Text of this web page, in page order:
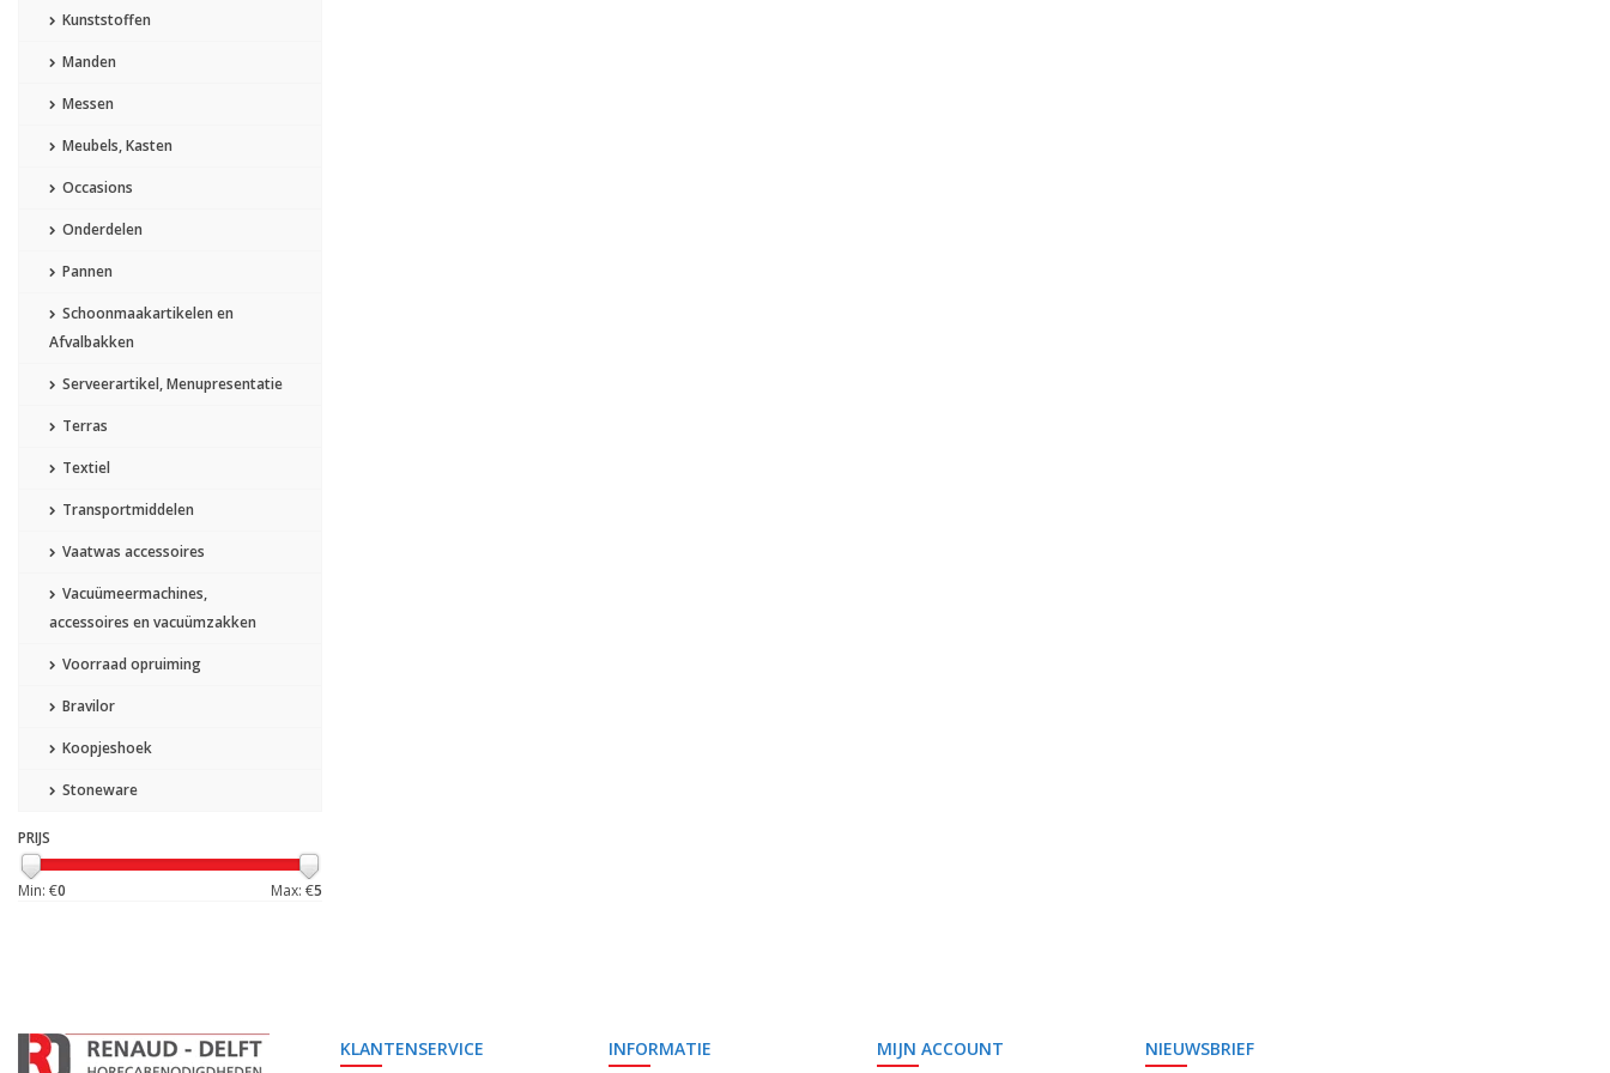
Kunststoffen
Manden
Messen
Meubels, Kasten
Occasions
Onderdelen
Pannen
Schoonmaakartikelen en
Afvalbakken
Serveerartikel, Menupresentatie
Terras
Textiel
Transportmiddelen
Vaatwas accessoires
Vacuümeermachines,
accessoires en vacuümzakken
Voorraad opruiming
Bravilor
Koopjeshoek
Stoneware
PRIJS
Min: €0 Max: €5
KLANTENSERVICE INFORMATIE MIJN ACCOUNT NIEUWSBRIEF